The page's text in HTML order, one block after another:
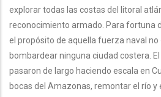
explorar todas las costas del litoral
reconocimiento armado. Para fortuna
el propósito de aquella fuerza naval
bombardear ninguna ciudad costera.
pasaron de largo haciendo escala en
bocas del Amazonas, remontar el río